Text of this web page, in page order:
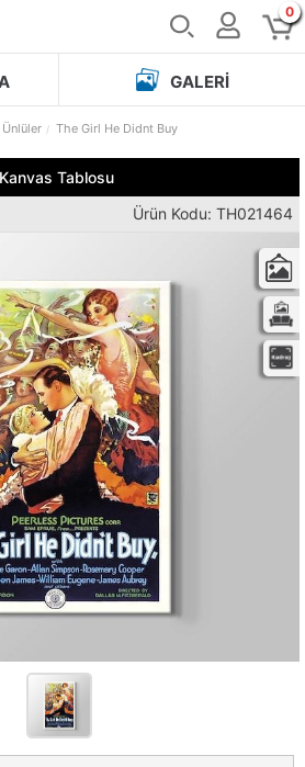
0
GALERI
Ünlüler The Girl He Didnt Buy
Tablosu
Ürün Kodu: TH021464